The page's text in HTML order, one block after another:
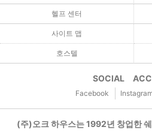
헬프 센터
사이트 맵
호스텔
SOCIAL
Facebook
(주)오크 하우스는 1992년 창업한